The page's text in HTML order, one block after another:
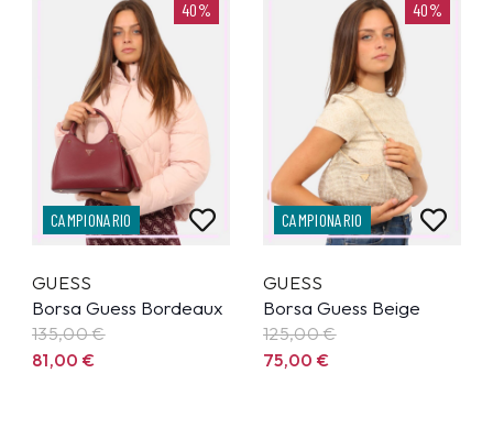
40%
CAMPIONARIO
GUESS
Borsa Guess Bordeaux
135,00€
81,00€
40%
CAMPIONARIO
GUESS
Borsa Guess Beige
125,00€
75,00€